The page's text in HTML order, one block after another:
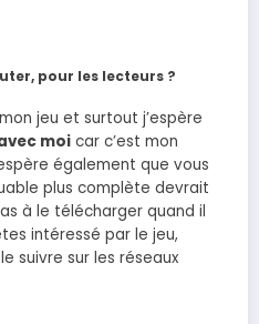
pour les lecteurs ?
jeu et surtout j’espère
moi car c’est mon
également que vous
plus complète devrait
à le télécharger quand il
intéressé par le jeu,
suivre sur les réseaux